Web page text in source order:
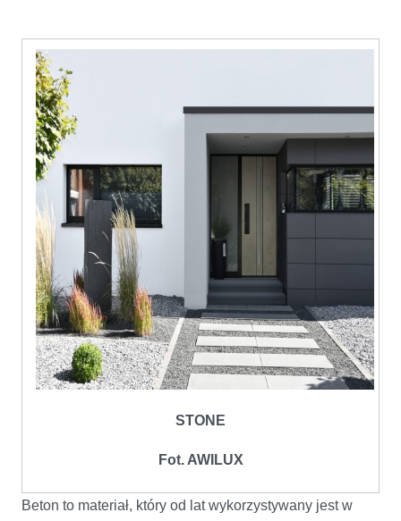
STONE
Fot. AWILUX
Beton to materiał, który od lat wykorzystywany jest w